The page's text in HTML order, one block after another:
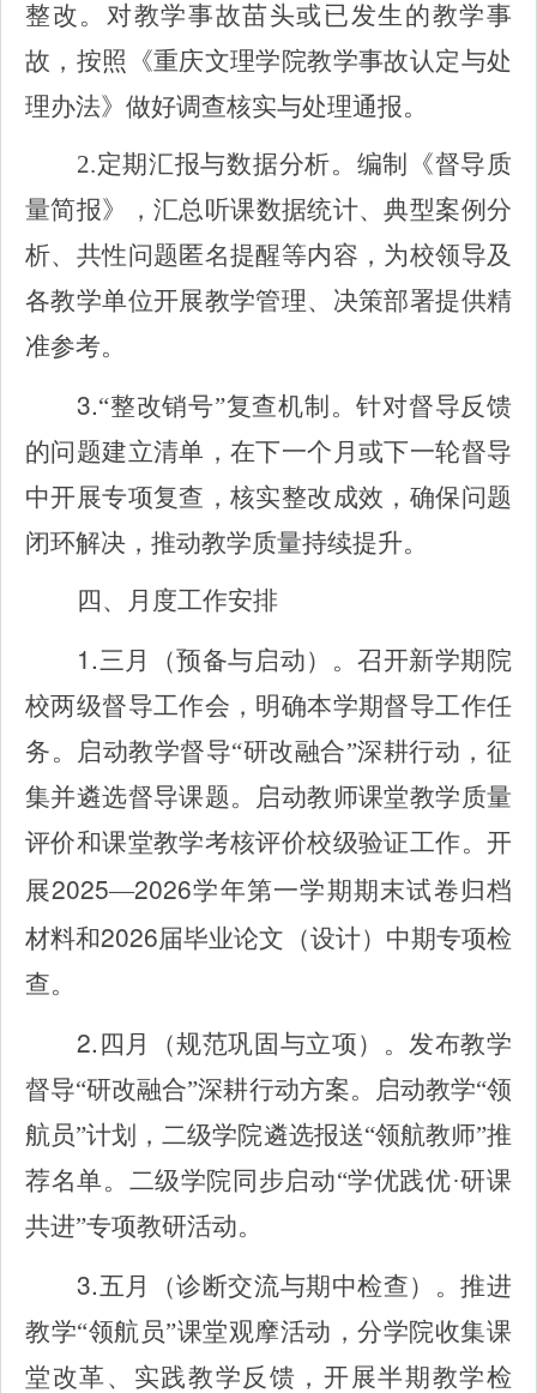
整改。对教学事故苗头或已发生的教学事
故，按照《重庆文理学院教学事故认定与处
理办法》做好调查核实与处理通报。
2.定期汇报与数据分析。编制《督导质
量简报》，汇总听课数据统计、典型案例分
析、共性问题匿名提醒等内容，为校领导及
各教学单位开展教学管理、决策部署提供精
准参考。
3.“整改销号”复查机制。针对督导反馈
的问题建立清单，在下一个月或下一轮督导
中开展专项复查，核实整改成效，确保问题
闭环解决，推动教学质量持续提升。
四、月度工作安排
1.三月（预备与启动）。召开新学期院
校两级督导工作会，明确本学期督导工作任
务。启动教学督导“研改融合”深耕行动，征
集并遴选督导课题。启动教师课堂教学质量
评价和课堂教学考核评价校级验证工作。开
展2025—2026学年第一学期期末试卷归档
材料和2026届毕业论文（设计）中期专项检
查。
2. 四月（规范巩固与立项）。发布教学
督导“研改融合”深耕行动方案。启动教学“领
航员”计划，二级学院遴选报送“领航教师”推
荐名单。二级学院同步启动“学优践优·研课
共进”专项教研活动。
3.五月（诊断交流与期中检查）。推进
教学“领航员”课堂观摩活动，分学院收集课
堂改革、实践教学反馈，开展半期教学检